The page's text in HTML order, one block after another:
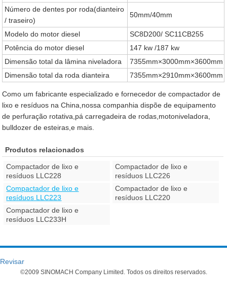
Número de dentes por roda(dianteiro
/ traseiro)
50mm/40mm
Modelo do motor diesel
SC8D200/ SC11CB255
Potência do motor diesel
147 kw /187 kw
Dimensão total da lâmina niveladora
7355mm×3000mm×3600mm
Dimensão total da roda dianteira
7355mm×2910mm×3600mm
Como um fabricante especializado e fornecedor de compactador de
lixo e resíduos na China,nossa companhia dispõe de equipamento
de perfuração rotativa,pá carregadeira de rodas,motoniveladora,
bulldozer de esteiras,e mais.
Produtos relacionados
Compactador de lixo e
resíduos LLC228
Compactador de lixo e
resíduos LLC226
Compactador de lixo e
resíduos LLC223
Compactador de lixo e
resíduos LLC220
Compactador de lixo e
resíduos LLC233H
Revisar
©2009 SINOMACH Company Limited. Todos os direitos reservados.